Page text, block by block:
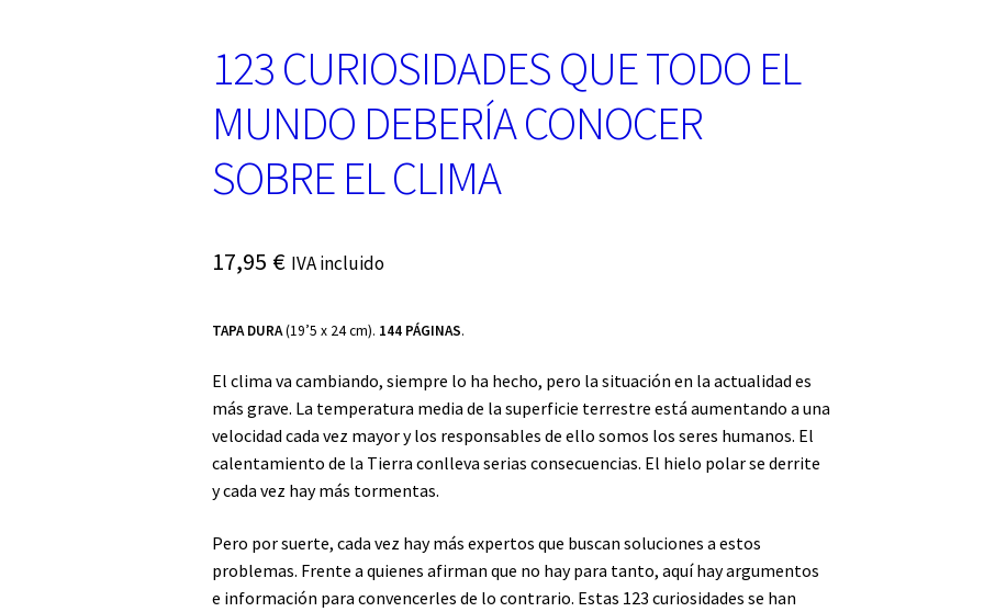
123 CURIOSIDADES QUE TODO EL
MUNDO DEBERÍA CONOCER
SOBRE EL CLIMA
17,95 € IVA incluido
TAPA DURA(19’5 x 24 cm). 144 PÁGINAS.
El clima va cambiando, siempre lo ha hecho, pero la situación en la actualidad es
más grave. La temperatura media de la superficie terrestre está aumentando a una
velocidad cada vez mayor y los responsables de ello somos los seres humanos. El
calentamiento de la Tierra conlleva serias consecuencias. El hielo polar se derrite
y cada vez hay más tormentas.
Pero por suerte, cada vez hay más expertos que buscan soluciones a estos
problemas. Frente a quienes afirman que no hay para tanto, aquí hay argumentos
e información para convencerles de lo contrario. Estas 123 curiosidades se han